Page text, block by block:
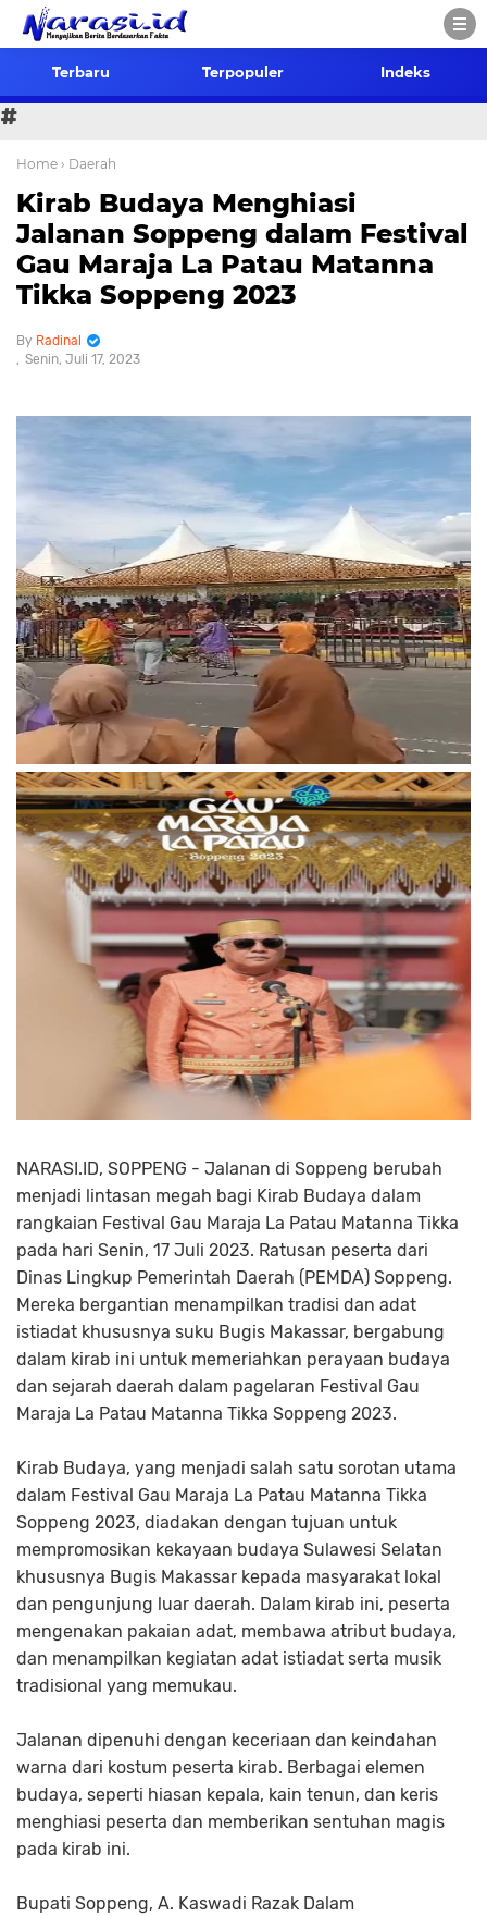
Terbaru Terpopuler Indeks
#
Home › Daerah
Kirab Budaya Menghiasi
Jalanan Soppeng dalam Festival
Gau Maraja La Patau Matanna
Tikka Soppeng 2023
Radinal
Senin, Juli 17, 2023
NARASI.ID, SOPPENG - Jalanan di Soppeng berubah
menjadi lintasan megah bagi Kirab Budaya dalam
rangkaian Festival Gau Maraja La Patau Matanna Tikka
pada hari Senin, 17 Juli 2023. Ratusan peserta dari
Dinas Lingkup Pemerintah Daerah (PEMDA) Soppeng.
Mereka bergantian menampilkan tradisi dan adat
istiadat khususnya suku Bugis Makassar, bergabung
dalam kirab ini untuk memeriahkan perayaan budaya
dan sejarah daerah dalam pagelaran Festival Gau
Maraja La Patau Matanna Tikka Soppeng 2023.
Kirab Budaya, yang menjadi salah satu sorotan utama
dalam Festival Gau Maraja La Patau Matanna Tikka
Soppeng 2023, diadakan dengan tujuan untuk
mempromosikan kekayaan budaya Sulawesi Selatan
khususnya Bugis Makassar kepada masyarakat lokal
dan pengunjung luar daerah. Dalam kirab ini, peserta
mengenakan pakaian adat, membawa atribut budaya,
dan menampilkan kegiatan adat istiadat serta musik
tradisional yang memukau.
Jalanan dipenuhi dengan keceriaan dan keindahan
warna dari kostum peserta kirab. Berbagai elemen
budaya, seperti hiasan kepala, kain tenun, dan keris
menghiasi peserta dan memberikan sentuhan magis
pada kirab ini.
Bupati Soppeng, A. Kaswadi Razak Dalam